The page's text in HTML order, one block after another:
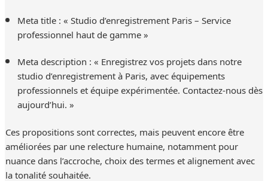
Meta title : « Studio d’enregistrement Paris – Service
professionnel haut de gamme »
Meta description : « Enregistrez vos projets dans notre
studio d’enregistrement à Paris, avec équipements
professionnels et équipe expérimentée. Contactez-nous dès
aujourd’hui. »
Ces propositions sont correctes, mais peuvent encore être
améliorées par une relecture humaine, notamment pour
nuance dans l’accroche, choix des termes et alignement avec
la tonalité souhaitée.